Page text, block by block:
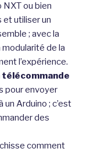
ou bien
utiliser un
; avec la
de la
l’expérience.
télécommande
pour envoyer
Arduino ; c’est
des
comment